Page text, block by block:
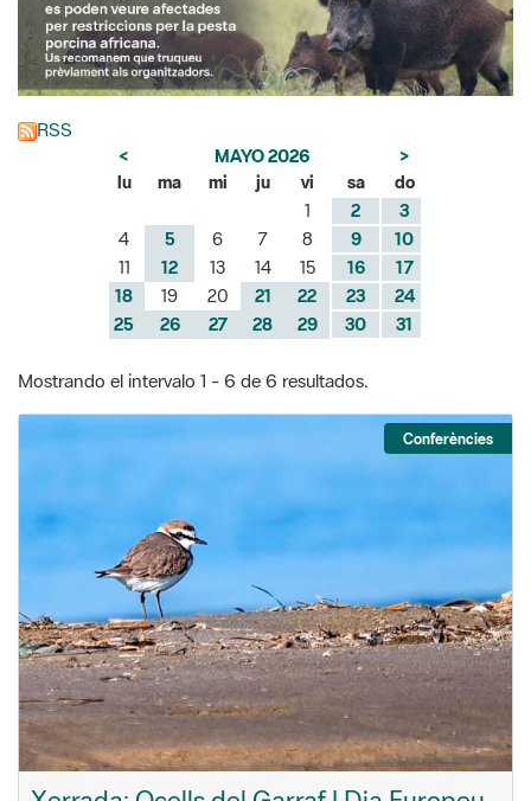
RSS
< MAYO 2026
>
lu
ma mi ju vi sa
do
1
2
3
4
5 6 7 8 9
10
11
12 13 14 15 16
17
18
19 20 21 22 23
24
25
26 27 28 29 30 31
Mostrando el intervalo 1 - 6 de 6 resultados.
Conferències